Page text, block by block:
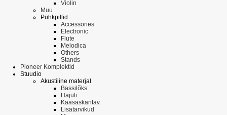
Violin
Muu
Puhkpillid
Accessories
Electronic
Flute
Melodica
Others
Stands
Pioneer Komplektid
Stuudio
Akustiline materjal
Bassilõks
Hajuti
Kaasaskantav
Lisatarvikud